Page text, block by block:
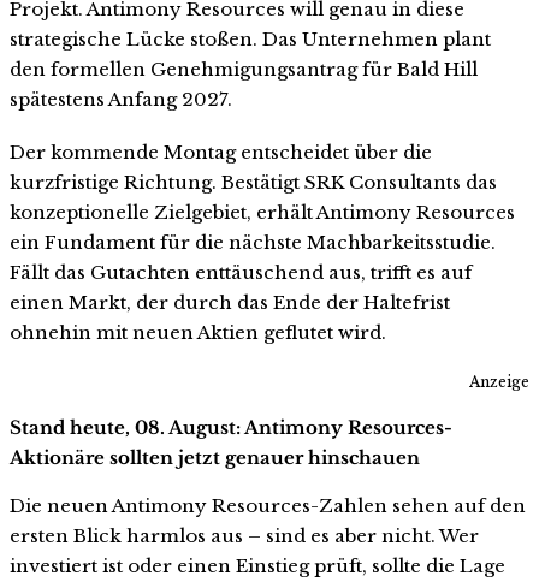
Projekt. Antimony Resources will genau in diese
strategische Lücke stoßen. Das Unternehmen plant
den formellen Genehmigungsantrag für Bald Hill
spätestens Anfang 2027.
Der kommende Montag entscheidet über die
kurzfristige Richtung. Bestätigt SRK Consultants das
konzeptionelle Zielgebiet, erhält Antimony Resources
ein Fundament für die nächste Machbarkeitsstudie.
Fällt das Gutachten enttäuschend aus, trifft es auf
einen Markt, der durch das Ende der Haltefrist
ohnehin mit neuen Aktien geflutet wird.
Anzeige
Stand heute, 08. August: Antimony Resources-
Aktionäre sollten jetzt genauer hinschauen
Die neuen Antimony Resources-Zahlen sehen auf den
ersten Blick harmlos aus – sind es aber nicht. Wer
investiert ist oder einen Einstieg prüft, sollte die Lage